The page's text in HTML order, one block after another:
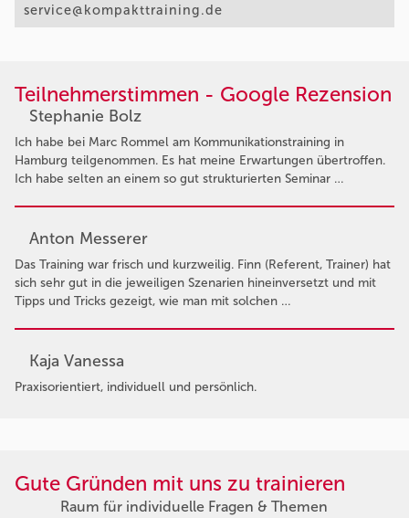
service@kompakttraining.de
Teilnehmerstimmen - Google Rezension
Stephanie Bolz
Ich habe bei Marc Rommel am Kommunikationstraining in
Hamburg teilgenommen. Es hat meine Erwartungen übertroffen.
Ich habe selten an einem so gut strukturierten Seminar …
Anton Messerer
Das Training war frisch und kurzweilig. Finn (Referent, Trainer) hat
sich sehr gut in die jeweiligen Szenarien hineinversetzt und mit
Tipps und Tricks gezeigt, wie man mit solchen …
Kaja Vanessa
Praxisorientiert, individuell und persönlich.
Gute Gründen mit uns zu trainieren
Raum für individuelle Fragen & Themen